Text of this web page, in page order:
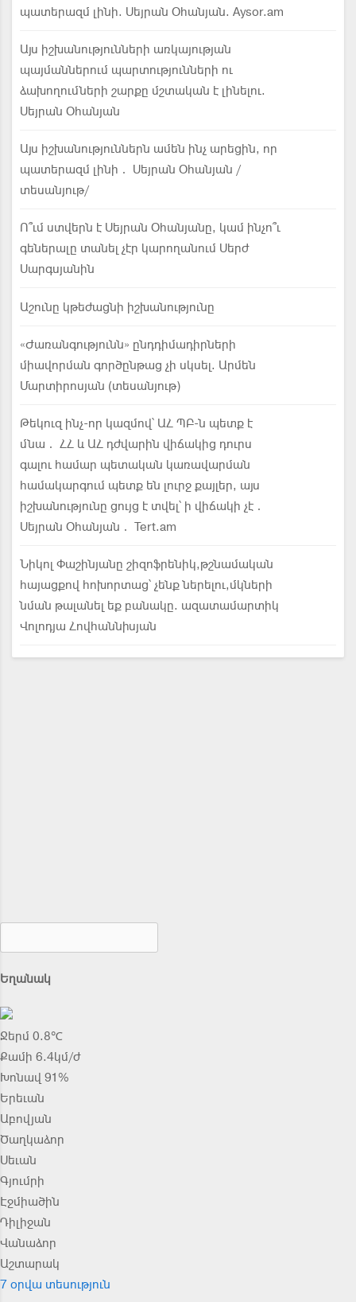
պատերազմ լինի. Սեյրան Օհանյան. Aysor.am
Այս իշխանությունների առկայության
պայմաններում պարտությունների ու
ձախողումների շարքը մշտական է լինելու.
Սեյրան Օհանյան
Այս իշխանություններն ամեն ինչ արեցին, որ
պատերազմ լինի․ Սեյրան Օհանյան /
տեսանյութ/
Ո՞ւմ ստվերն է Սեյրան Օհանյանը, կամ ինչո՞ւ
գեներալը տանել չէր կարողանում Սերժ
Սարգսյանին
Աշունը կթեժացնի իշխանությունը
«Ժառանգությունն» ընդդիմադիրների
միավորման գործընթաց չի սկսել. Արմեն
Մարտիրոսյան (տեսանյութ)
Թեկուզ ինչ-որ կազմով՝ ԱՀ ՊԲ-ն պետք է
մնա․ ՀՀ և ԱՀ դժվարին վիճակից դուրս
գալու համար պետական կառավարման
համակարգում պետք են լուրջ քայլեր, այս
իշխանությունը ցույց է տվել՝ ի վիճակի չէ․
Սեյրան Օհանյան․ Tert.am
Նիկոլ Փաշինյանը շիզոֆրենիկ,թշնամական
հայացքով հոխորտաց՝ չենք ներելու,մկների
նման թալանել եք բանակը. ազատամարտիկ
Վոլոդյա Հովհաննիսյան
Եղանակ
Ջերմ 0.8℃
Քամի 6.4կմ/ժ
Խոնավ 91%
Երեւան
Աբովյան
Ծաղկաձոր
Սեւան
Գյումրի
Էջմիածին
Դիլիջան
Վանաձոր
Աշտարակ
7 օրվա տեսություն